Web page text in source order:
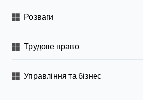
Розваги
Трудове право
Управління та бізнес